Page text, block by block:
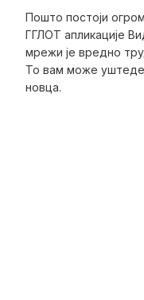
Пошто постоји
ГГЛОТ апликације
мрежи је вредно
То вам може
новца.